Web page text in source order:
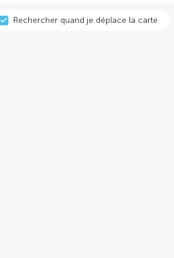
Rechercher quand je déplace la carte